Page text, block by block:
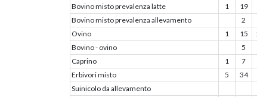
Bovino misto prevalenza latte
1 19
Bovino misto prevalenza allevamento
2
Ovino
1 15
Bovino - ovino
5
Caprino
1 7
Erbivori misto
5 34
Suinicolo da allevamento